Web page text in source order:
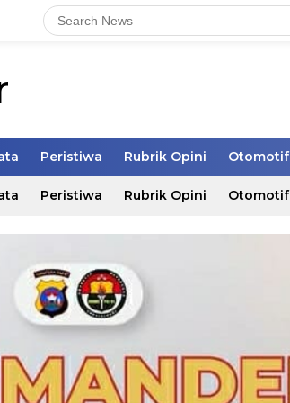
Peristiwa Rubrik Opini Otomotif
Peristiwa Rubrik Opini Otomotif